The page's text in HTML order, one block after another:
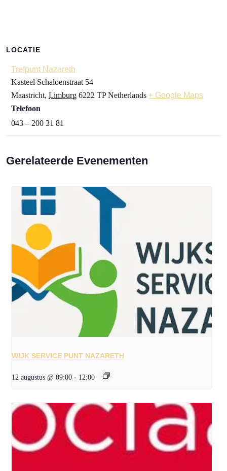
LOCATIE
Trefpunt Nazareth
Kasteel Schaloenstraat 54
Maastricht, Limburg 6222 TP Netherlands + Google Maps
Telefoon
043 – 200 31 81
Gerelateerde Evenementen
WIJK SERVICE PUNT NAZARETH
12 augustus @ 09:00 - 12:00